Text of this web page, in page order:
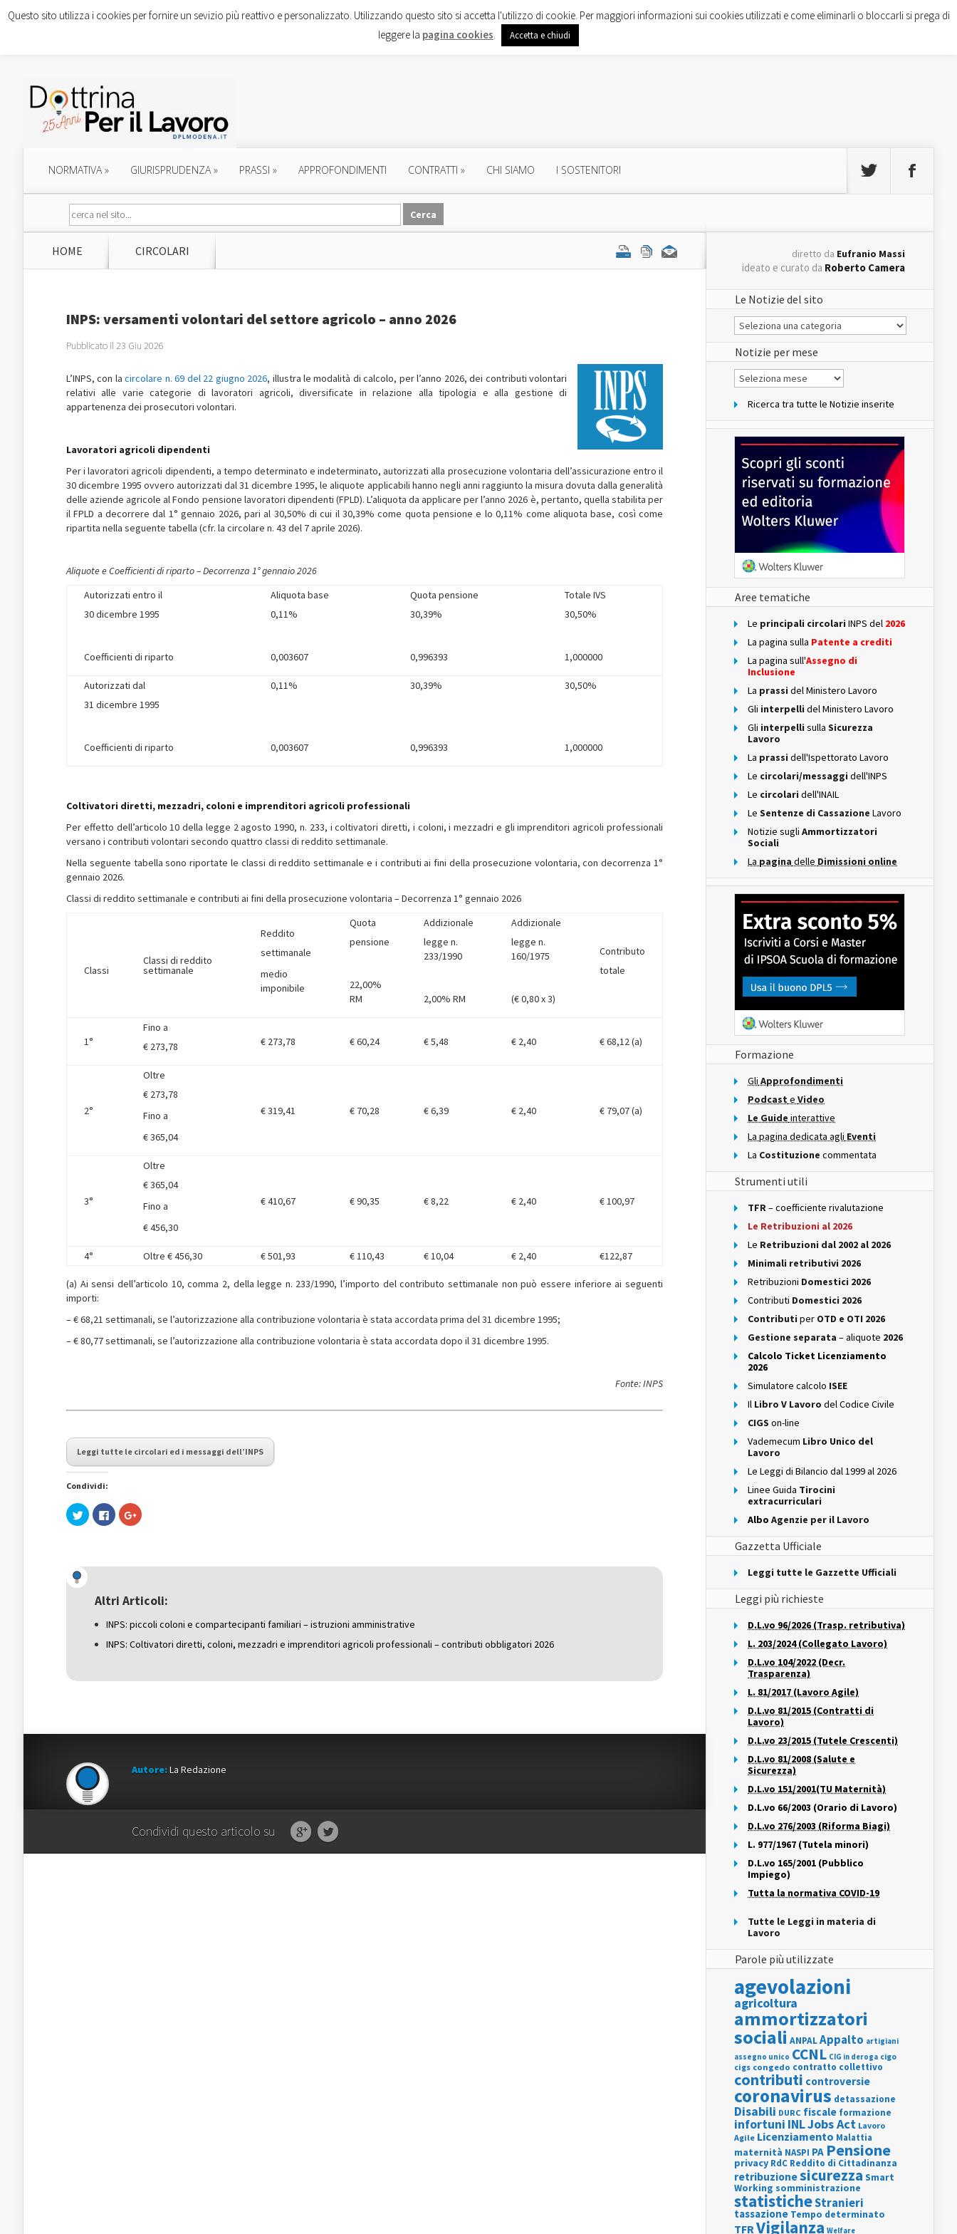
NORMATIVA» GIURISPRUDENZA» PRASSI » APPROFONDIMENTI CONTRATTI » CHI SIAMO I SOSTENITORI
HOME CIRCOLARI
INPS: versamenti volontari del settore agricolo – anno 2026
Pubblicato il 23 Giu 2026
L’INPS, con lacircolare n. 69 del 22 giugno 2026, illustra le modalità di calcolo, per l’anno 2026, dei contributi volontari
relativi alle varie categorie di lavoratori agricoli, diversificate in relazione alla tipologia e alla gestione di
appartenenza dei prosecutori volontari.
Lavoratori agricoli dipendenti
Per i lavoratori agricoli dipendenti, a tempo determinato e indeterminato, autorizzati alla prosecuzione volontaria dell’assicurazione entro il
30 dicembre 1995 ovvero autorizzati dal 31 dicembre 1995, le aliquote applicabili hanno negli anni raggiunto la misura dovuta dalla generalità
delle aziende agricole al Fondo pensione lavoratori dipendenti (FPLD). L’aliquota da applicare per l’anno 2026 è, pertanto, quella stabilita per
il FPLD a decorrere dal 1° gennaio 2026, pari al 30,50% di cui il 30,39% come quota pensione e lo 0,11% come aliquota base, così come
ripartita nella seguente tabella (cfr. la circolare n. 43 del 7 aprile 2026).
Aliquote e Coefficienti di riparto – Decorrenza 1° gennaio 2026
Autorizzati entro il
30 dicembre 1995
Coefficienti di riparto
Aliquota base
0,11%
0,003607
Quota pensione
30,39%
0,996393
Totale IVS
30,50%
1,000000
Autorizzati dal
31 dicembre 1995
Coefficienti di riparto
0,11%
0,003607
30,39%
0,996393
30,50%
1,000000
Coltivatori diretti, mezzadri, coloni e imprenditori agricoli professionali
Per effetto dell’articolo 10 della legge 2 agosto 1990, n. 233, i coltivatori diretti, i coloni, i mezzadri e gli imprenditori agricoli professionali
versano i contributi volontari secondo quattro classi di reddito settimanale.
Nella seguente tabella sono riportate le classi di reddito settimanale e i contributi ai fini della prosecuzione volontaria, con decorrenza 1°
gennaio 2026.
Classi di reddito settimanale e contributi ai fini della prosecuzione volontaria – Decorrenza 1° gennaio 2026
Classi
Classi di reddito
settimanale
Reddito
settimanale
medio
imponibile
Quota
pensione
22,00%
RM
Addizionale
legge n.
233/1990
2,00% RM
Addizionale
legge n.
160/1975
(€ 0,80 x 3)
Contributo
totale
1°
Fino a
€ 273,78
€ 273,78 € 60,24 € 5,48 € 2,40 € 68,12 (a)
2°
Oltre
€ 273,78
Fino a
€ 365,04
€ 319,41 € 70,28 € 6,39 € 2,40 € 79,07 (a)
3°
Oltre
€ 365,04
Fino a
€ 456,30
€ 410,67 € 90,35 € 8,22 € 2,40 € 100,97
4° Oltre € 456,30 € 501,93 € 110,43 € 10,04 € 2,40 €122,87
(a) Ai sensi dell’articolo 10, comma 2, della legge n. 233/1990, l’importo del contributo settimanale non può essere inferiore ai seguenti
importi:
– € 68,21 settimanali, se l’autorizzazione alla contribuzione volontaria è stata accordata prima del 31 dicembre 1995;
– € 80,77 settimanali, se l’autorizzazione alla contribuzione volontaria è stata accordata dopo il 31 dicembre 1995.
Fonte: INPS
Leggi tutte le circolari ed i messaggi dell’INPS
Condividi:
Fai
clic
(Si
apre
una
nuova
Fai
clic
nuova
finestra)
Fai
clic
una
nuova
Altri Articoli:
INPS: piccoli coloni e compartecipanti familiari – istruzioni amministrative
INPS: Coltivatori diretti, coloni, mezzadri e imprenditori agricoli professionali – contributi obbligatori 2026
Autore:La Redazione
Condividi questo articolo su
diretto da Eufranio Massi
ideato e curato da Roberto Camera
Le Notizie del sito
Le
Notizie
del
sito
Notizie per mese
Notizie
per
Ricerca tra tutte le Notizie inserite
Aree tematiche
Le principali circolari INPS del 2026
La pagina sulla Patente a crediti
La pagina sull'Assegno di
Inclusione
La prassi del Ministero Lavoro
Gli interpelli del Ministero Lavoro
Gli interpelli sulla Sicurezza
Lavoro
La prassi dell'Ispettorato Lavoro
Le circolari/messaggi dell'INPS
Le circolari dell'INAIL
Le Sentenze di Cassazione Lavoro
Notizie sugli Ammortizzatori
Sociali
La pagina delle Dimissioni online
Formazione
Gli Approfondimenti
Podcast e Video
Le Guide interattive
La pagina dedicata agli Eventi
La Costituzione commentata
Strumenti utili
TFR– coefficiente rivalutazione
Le Retribuzioni al 2026
Le Retribuzioni dal 2002 al 2026
Minimali retributivi 2026
Retribuzioni Domestici 2026
Contributi Domestici 2026
Contributi per OTD e OTI 2026
Gestione separata – aliquote 2026
Calcolo Ticket Licenziamento
2026
Simulatore calcolo ISEE
Il Libro V Lavoro del Codice Civile
CIGS on-line
Vademecum Libro Unico del
Lavoro
Le Leggi di Bilancio dal 1999 al 2026
Linee Guida Tirocini
extracurriculari
Albo Agenzie per il Lavoro
Gazzetta Ufficiale
Leggi tutte le Gazzette Ufficiali
Leggi più richieste
D.L.vo 96/2026 (Trasp. retributiva)
L. 203/2024 (Collegato Lavoro)
D.L.vo 104/2022 (Decr.
Trasparenza)
L. 81/2017 (Lavoro Agile)
D.L.vo 81/2015 (Contratti di
Lavoro)
D.L.vo 23/2015 (Tutele Crescenti)
D.L.vo 81/2008 (Salute e
Sicurezza)
D.L.vo 151/2001(TU Maternità)
D.L.vo 66/2003 (Orario di Lavoro)
D.L.vo 276/2003 (Riforma Biagi)
L. 977/1967 (Tutela minori)
D.L.vo 165/2001 (Pubblico
Impiego)
Tutta la normativa COVID-19
Tutte le Leggi in materia di
Lavoro
Parole più utilizzate
agevolazioni
agricoltura
ammortizzatori
sociali ANPALAppalto artigiani
assegno unico CCNL CIG in deroga cigo
cigs congedo contratto collettivo
contributi controversie
coronavirus detassazione
Disabili DURC fiscale formazione
infortuni INLJobs Act Lavoro
Agile Licenziamento Malattia
maternità NASPI PA Pensione
privacy RdC Reddito di Cittadinanza
retribuzionesicurezza Smart
Working somministrazione
statisticheStranieri
tassazione Tempo determinato
TFRVigilanza Welfare
Questo sito utilizza i cookies per fornire un sevizio più reattivo e personalizzato. Utilizzando questo sito si accetta l'utilizzo di cookie. Per maggiori informazioni sui cookies utilizzati e come eliminarli o bloccarli si prega di
leggere la pagina cookies. Accetta e chiudi